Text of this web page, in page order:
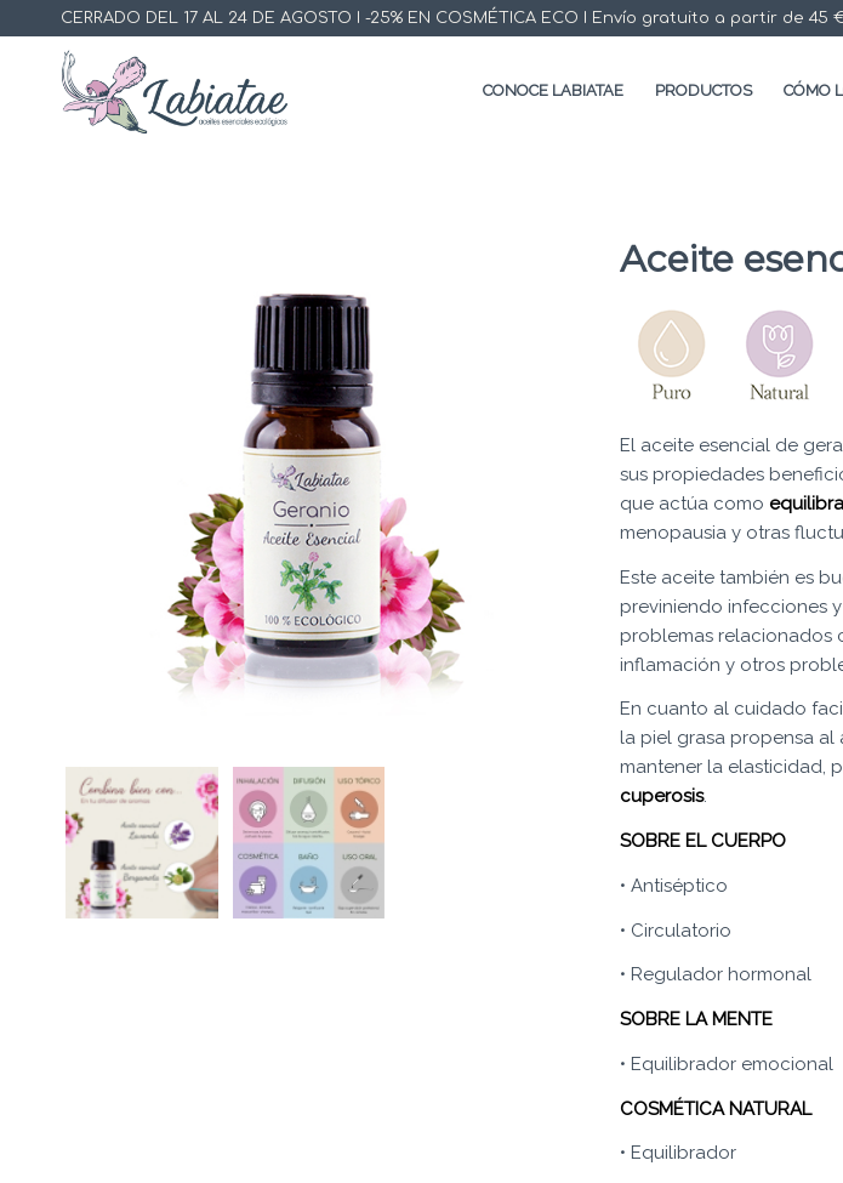
CERRADO DEL 17 AL 24 DE AGOSTO I -25% EN COSMÉTICA ECO I Envío gratuito a partir de 45
CONOCE LABIATAE PRODUCTOS CÓMO
Aceite
El aceite esencial de
sus propiedades
que actúa como
menopausia y otras
Este aceite también es
previniendo infecciones
problemas relacionados
inflamación y otros
En cuanto al cuidado
la piel grasa propensa al
mantener la elasticidad,
cuperosis.
SOBRE EL CUERPO
• Antiséptico
• Circulatorio
• Regulador hormonal
SOBRE LA MENTE
• Equilibrador emocional
COSMÉTICA NATURAL
• Equilibrador